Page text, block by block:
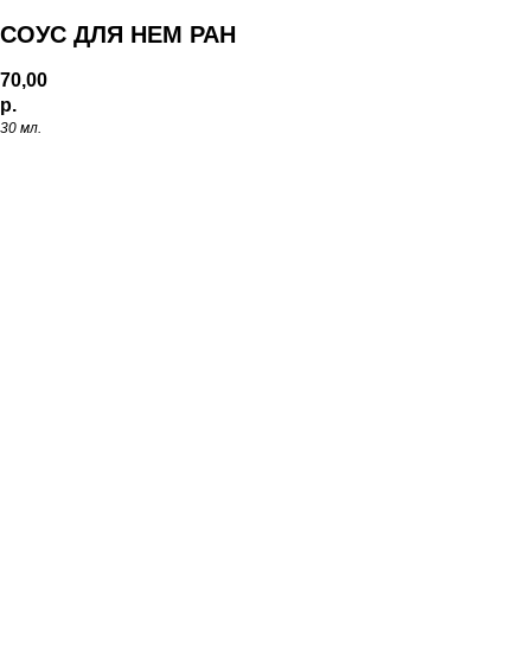
СОУС ДЛЯ НЕМ РАН
70,00
р.
30 мл.